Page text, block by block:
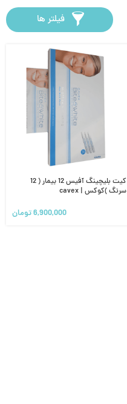
فیلتر ها
کیت بلیچینگ آفیس 12 بیمار ( 12
سرنگ )کوکس | cavex
6,900,000تومان